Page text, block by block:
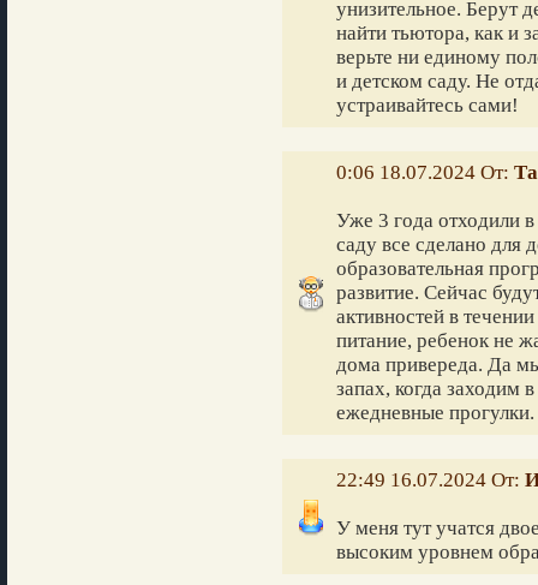
унизительное. Берут
найти тьютора, как и
верьте ни единому
и детском саду. Не
устраивайтесь сами!
0:06 18.07.2024 От:
Уже 3 года отходили
саду все сделано для
образовательная
развитие. Сейчас
активностей в
питание, ребенок не
дома привереда. Да
запах, когда заходим
ежедневные
22:49 16.07.2024 От:
У меня тут учатся
высоким уровнем